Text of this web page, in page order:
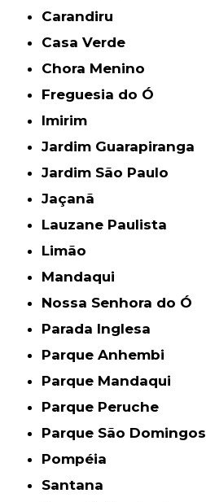
Carandiru
Casa Verde
Chora Menino
Freguesia do Ó
Imirim
Jardim Guarapiranga
Jardim São Paulo
Jaçanã
Lauzane Paulista
Limão
Mandaqui
Nossa Senhora do Ó
Parada Inglesa
Parque Anhembi
Parque Mandaqui
Parque Peruche
Parque São Domingos
Pompéia
Santana